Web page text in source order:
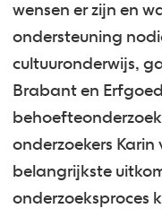
wensen er zijn en
ondersteuning
cultuuronderwijs,
Brabant en
onderzoekers Karin
belangrijkste
onderzoeksproces